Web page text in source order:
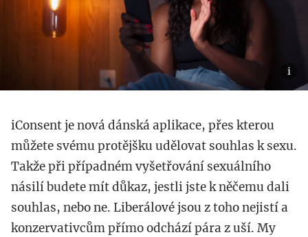
iConsent je nová dánská aplikace, přes kterou
můžete svému protějšku udělovat souhlas k sexu.
Takže při případném vyšetřování sexuálního
násilí budete mít důkaz, jestli jste k něčemu dali
souhlas, nebo ne. Liberálové jsou z toho nejistí a
konzervativcům přímo odchází pára z uší. My